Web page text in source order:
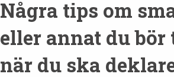
Några tips om
eller annat du bör
när du ska